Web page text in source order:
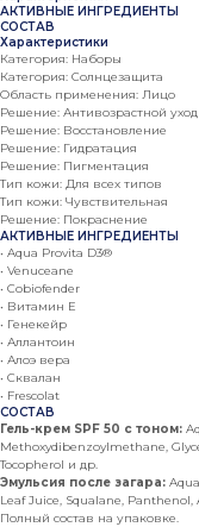
АКТИВНЫЕ ИНГРЕДИЕНТЫ
СОСТАВ
Характеристики
Категория: Наборы
Категория: Солнцезащита
Область применения: Лицо
Решение: Антивозрастной уход
Решение: Восстановление
Решение: Гидратация
Решение: Пигментация
Тип кожи: Для всех типов
Тип кожи: Чувствительная
Решение: Покраснение
АКТИВНЫЕ ИНГРЕДИЕНТЫ
• Aqua Provita D3®
• Venuceane
• Cobiofender
• Витамин Е
• Генекейр
• Аллантоин
• Алоэ вера
• Сквалан
• Frescolat
СОСТАВ
Гель-крем SPF 50 с тоном:
Methoxydibenzoylmethane,
Tocopherol и др.
Эмульсия после загара:
Leaf Juice, Squalane,
Полный состав на упаковке.